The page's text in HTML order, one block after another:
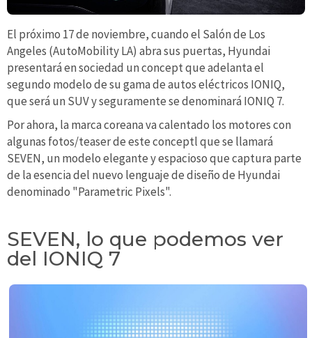
El próximo 17 de noviembre, cuando el Salón de Los
Angeles (AutoMobility LA) abra sus puertas, Hyundai
presentará en sociedad un concept que adelanta el
segundo modelo de su gama de autos eléctricos IONIQ,
que será un SUV y seguramente se denominará IONIQ 7.
Por ahora, la marca coreana va calentado los motores con
algunas fotos/teaser de este conceptl que se llamará
SEVEN, un modelo elegante y espacioso que captura parte
de la esencia del nuevo lenguaje de diseño de Hyundai
denominado "Parametric Pixels".
SEVEN, lo que podemos ver
del IONIQ 7